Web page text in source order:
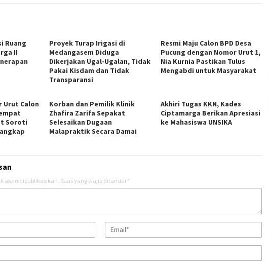
Ruang
II
Proyek Turap Irigasi di
Medangasem Diduga
Dikerjakan Ugal-Ugalan, Tidak
Pakai Kisdam dan Tidak
Transparansi
Resmi Maju Calon BPD Desa
Pucung dengan Nomor Urut 1,
Nia Kurnia Pastikan Tulus
Mengabdi untuk Masyarakat
Urut Calon
Soroti
Korban dan Pemilik Klinik
Zhafira Zarifa Sepakat
Selesaikan Dugaan
Malapraktik Secara Damai
Akhiri Tugas KKN, Kades
Ciptamarga Berikan Apresiasi
ke Mahasiswa UNSIKA
akan dipublikasikan. Ruas yang wajib ditandai *